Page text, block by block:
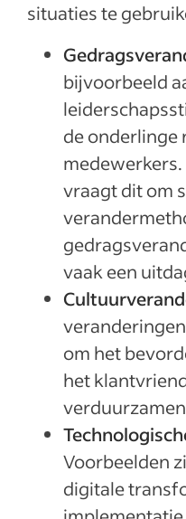
situaties te
bijvoorbeeld
de onderlinge
vraagt dit om
vaak een
om het
het
Voorbeelden
digitale